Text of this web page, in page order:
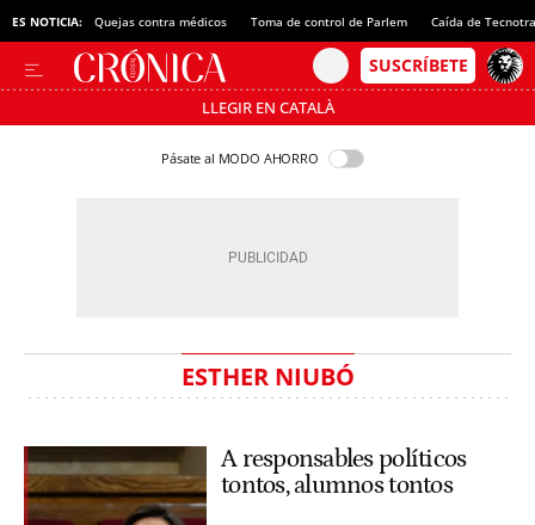
ES NOTICIA: Quejas contra médicos Toma de control de Parlem Caída de
LLEGIR EN CATALÀ
Pásate al MODO AHORRO
ESTHER NIUBÓ
A responsables políticos
tontos, alumnos tontos